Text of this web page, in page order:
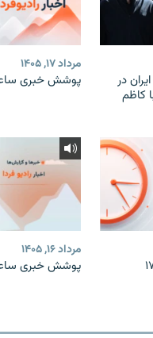
در
کاظم
مرداد ۱۷, ۱۴۰۵
پوشش خبری ساعت
مرداد ۱۶, ۱۴۰۵
پوشش خبری ساعت